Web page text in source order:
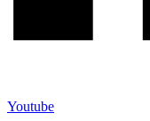
Youtube